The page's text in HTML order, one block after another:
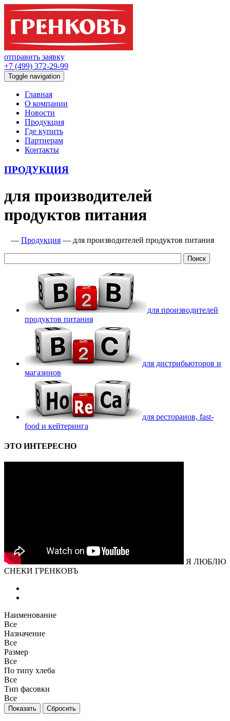
отправить заявку
+7 (499) 372-29-99
Toggle navigation
Главная
О компании
Новости
Продукция
Где купить
Партнерам
Контакты
ПРОДУКЦИЯ
для производителей
продуктов питания
— Продукция — для производителей продуктов питания
для производителей
продуктов питания
для дистрибьюторов и
магазинов
для ресторанов, fast-
food и кейтеринга
ЭТО ИНТЕРЕСНО
Я ЛЮБЛЮ
СНЕКИ ГРЕНКОВЪ
Наименование
Все
Назначение
Все
Размер
Все
По типу хлеба
Все
Тип фасовки
Все